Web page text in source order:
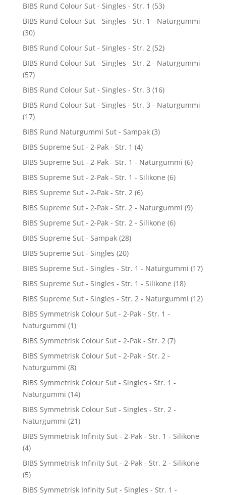
BIBS Rund Colour Sut - Singles - Str. 1 (53)
BIBS Rund Colour Sut - Singles - Str. 1 - Naturgummi
(30)
BIBS Rund Colour Sut - Singles - Str. 2 (52)
BIBS Rund Colour Sut - Singles - Str. 2 - Naturgummi
(57)
BIBS Rund Colour Sut - Singles - Str. 3 (16)
BIBS Rund Colour Sut - Singles - Str. 3 - Naturgummi
(17)
BIBS Rund Naturgummi Sut - Sampak (3)
BIBS Supreme Sut - 2-Pak - Str. 1 (4)
BIBS Supreme Sut - 2-Pak - Str. 1 - Naturgummi (6)
BIBS Supreme Sut - 2-Pak - Str. 1 - Silikone (6)
BIBS Supreme Sut - 2-Pak - Str. 2 (6)
BIBS Supreme Sut - 2-Pak - Str. 2 - Naturgummi (9)
BIBS Supreme Sut - 2-Pak - Str. 2 - Silikone (6)
BIBS Supreme Sut - Sampak (28)
BIBS Supreme Sut - Singles (20)
BIBS Supreme Sut - Singles - Str. 1 - Naturgummi (17)
BIBS Supreme Sut - Singles - Str. 1 - Silikone (18)
BIBS Supreme Sut - Singles - Str. 2 - Naturgummi (12)
BIBS Symmetrisk Colour Sut - 2-Pak - Str. 1 -
Naturgummi (1)
BIBS Symmetrisk Colour Sut - 2-Pak - Str. 2 (7)
BIBS Symmetrisk Colour Sut - 2-Pak - Str. 2 -
Naturgummi (8)
BIBS Symmetrisk Colour Sut - Singles - Str. 1 -
Naturgummi (14)
BIBS Symmetrisk Colour Sut - Singles - Str. 2 -
Naturgummi (21)
BIBS Symmetrisk Infinity Sut - 2-Pak - Str. 1 - Silikone
(4)
BIBS Symmetrisk Infinity Sut - 2-Pak - Str. 2 - Silikone
(5)
BIBS Symmetrisk Infinity Sut - Singles - Str. 1 -